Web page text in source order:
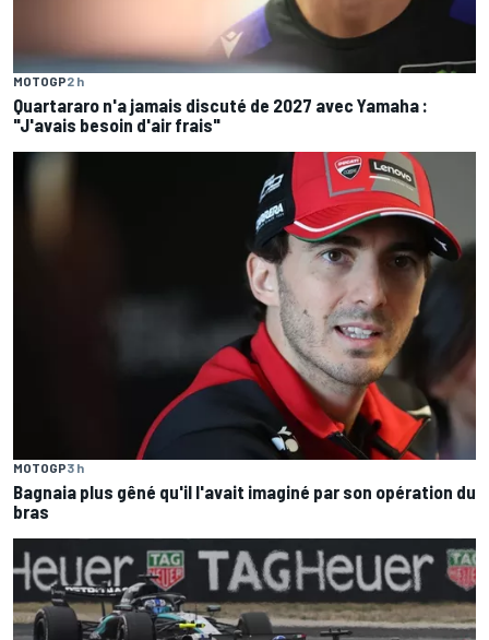
MOTOGP2 h
Quartararo n'a jamais discuté de 2027 avec Yamaha :
"J'avais besoin d'air frais"
MOTOGP3 h
Bagnaia plus gêné qu'il l'avait imaginé par son opération du
bras